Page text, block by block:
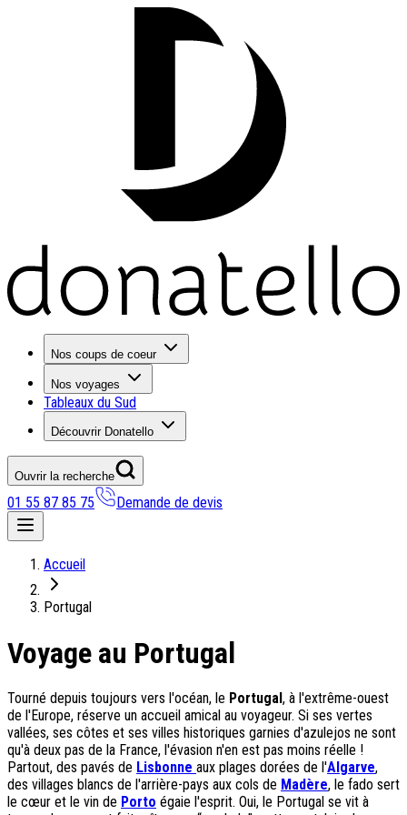
Nos coups de coeur
Nos voyages
Tableaux du Sud
Découvrir Donatello
Ouvrir la recherche
01 55 87 85 75 Demande de devis
Nos coups de coeur
On adore
Notre nouveauté : Madère douceur Atlantique
Séjour en amoureux : Acacia Marina
Mais aussi
Un circuit au charme slovène
Notre offre irrésistible : circuit Douce Andalousie
Voyage en petit groupe au Parthénope
Nos voyages
Accueil
Portugal
Voyage au Portugal
Tourné depuis toujours vers l'océan, le Portugal, à l'extrême-ouest
de l'Europe, réserve un accueil amical au voyageur. Si ses vertes
vallées, ses côtes et ses villes historiques garnies d'azulejos ne sont
qu'à deux pas de la France, l'évasion n'en est pas moins réelle !
Partout, des pavés de Lisbonne aux plages dorées de l'Algarve,
des villages blancs de l'arrière-pays aux cols de Madère, le fado sert
le cœur et le vin de Porto égaie l'esprit. Oui, le Portugal se vit à